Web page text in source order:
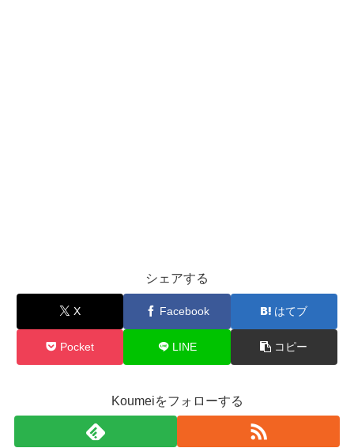
シェアする
X Facebook はてブ
Pocket LINE コピー
Koumeiをフォローする